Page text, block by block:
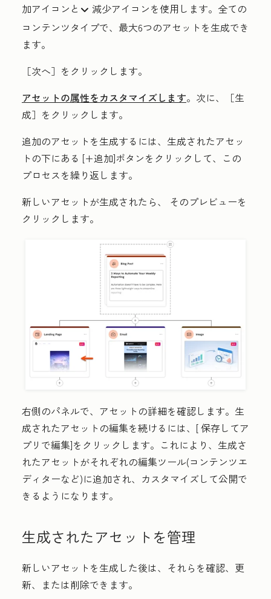
加アイコンと down 減少アイコンを使用します。全ての
コンテンツタイプで、最大6つのアセットを生成でき
ます。
［次へ］ をクリックします。
アセットの属性をカスタマイズします。次に、［生
成］ をクリックします。
追加のアセットを生成するには、生成されたアセッ
トの下にある [+追加]ボタンをクリックして、この
プロセスを繰り返します。
新しいアセットが生成されたら、 そのプレビューを
クリックします。
右側のパネルで、アセットの詳細を確認します。生
成されたアセットの編集を続けるには、[保存してア
プリで編集]をクリックします。これにより、生成さ
れたアセットがそれぞれの編集ツール(コンテンツエ
ディターなど)に追加され、カスタマイズして公開で
きるようになります。
生成されたアセットを管理
新しいアセットを生成した後は、それらを確認、更
新、または削除できます。